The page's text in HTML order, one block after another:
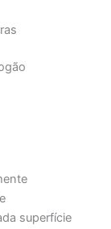
superfície